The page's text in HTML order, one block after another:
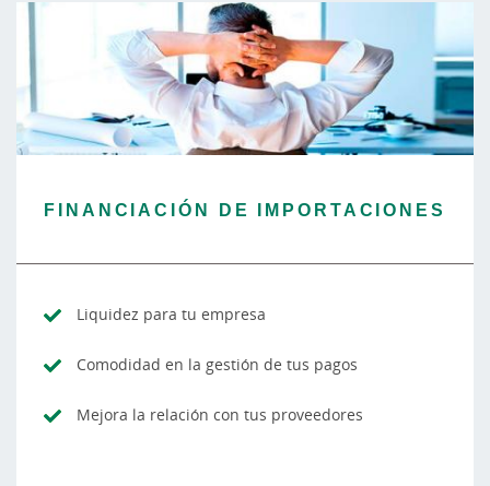
FINANCIACIÓN DE IMPORTACIONES
Liquidez para tu empresa
Comodidad en la gestión de tus pagos
Mejora la relación con tus proveedores